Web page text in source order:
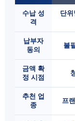
수납 성
격
단
납부자
동의
불
금액 확
정 시점
추천 업
종
프